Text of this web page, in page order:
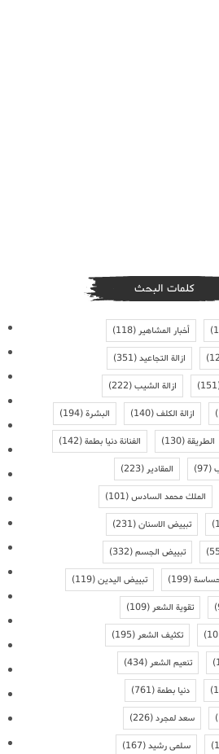
كلمات البحث
أخبار المشاهير(118)
ازالة التجاعيد(351)
ازالة الشيب(222)
ازالة الكلف(140) البشرة(194)
الطريقة(130) الفنانة دنيا بطمة(142)
(97) المقادير(223)
الملك محمد السادس(101)
تبييض الاسنان(231)
تبييض الجسم(332)
(199) تبييض اليدين(119)
تقوية الشعر(109)
تكثيف الشعر(195)
تنعيم الشعر(434)
دنيا بطمة(761)
سعد لمجرد(226)
سلمى رشيد(167)